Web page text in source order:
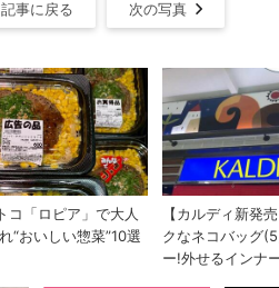
記事に戻る 次の写真